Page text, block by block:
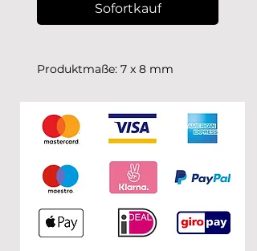
Sofortkauf
Produktmaße: 7 x 8 mm
Ballonschnur: 2 cm
Die Ballonschnüre sind
designbedingt unterschiedlich
Die Fotos wurden in